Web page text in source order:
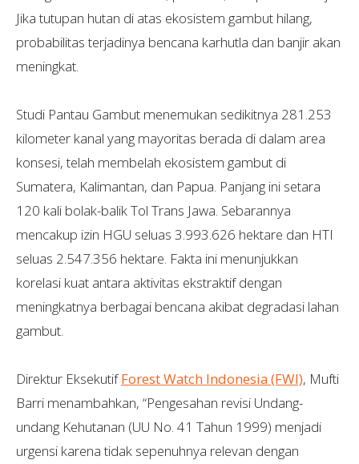
Jika tutupan hutan di atas ekosistem gambut hilang,
probabilitas terjadinya bencana karhutla dan banjir akan
meningkat.
Studi Pantau Gambut menemukan sedikitnya 281.253
kilometer kanal yang mayoritas berada di dalam area
konsesi, telah membelah ekosistem gambut di
Sumatera, Kalimantan, dan Papua. Panjang ini setara
120 kali bolak-balik Tol Trans Jawa. Sebarannya
mencakup izin HGU seluas 3.993.626 hektare dan HTI
seluas 2.547.356 hektare. Fakta ini menunjukkan
korelasi kuat antara aktivitas ekstraktif dengan
meningkatnya berbagai bencana akibat degradasi lahan
gambut.
Direktur EksekutifForest Watch Indonesia (FWI), Mufti
Barri menambahkan, “Pengesahan revisi Undang-
undang Kehutanan (UU No. 41 Tahun 1999) menjadi
urgensi karena tidak sepenuhnya relevan dengan